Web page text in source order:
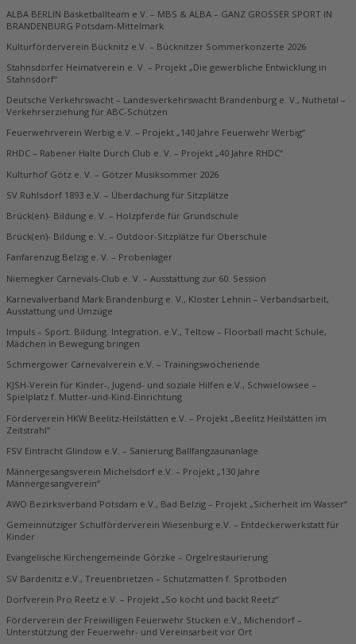
ALBA BERLIN Basketballteam e.V. – MBS & ALBA – GANZ GROSSER SPORT IN
BRANDENBURG Potsdam-Mittelmark
Kulturförderverein Bücknitz e.V. – Bücknitzer Sommerkonzerte 2026
Stahnsdorfer Heimatverein e. V. – Projekt „Die gewerbliche Entwicklung in
Stahnsdorf“
Deutsche Verkehrswacht – Landesverkehrswacht Brandenburg e. V., Nuthetal –
Verkehrserziehung für ABC-Schützen
Feuerwehrverein Werbig e.V. – Projekt „140 Jahre Feuerwehr Werbig“
RHDC – Rabener Halte Durch Club e. V. – Projekt „40 Jahre RHDC“
Kulturhof Götz e. V. – Götzer Musiksommer 2026
SV Ruhlsdorf 1893 e.V. – Überdachung für Sitzplätze
Brück(en)- Bildung e. V. – Holzpferde für Grundschule
Brück(en)- Bildung e. V. – Outdoor-Sitzplätze für Oberschule
Fanfarenzug Belzig e. V. – Probenlager
Niemegker Carnevals-Club e. V. – Ausstattung zur 60. Session
Karnevalverband Mark Brandenburg e. V., Kloster Lehnin – Verbandsarbeit,
Ausstattung und Umzüge
Impuls – Sport. Bildung. Integration. e.V., Teltow – Floorball macht Schule,
Mädchen in Bewegung bringen
Schmergower Carnevalverein e.V. – Trainingswochenende
KJSH-Verein für Kinder-, Jugend- und soziale Hilfen e.V., Schwielowsee –
Spielplatz f. Mutter-und-Kind-Einrichtung
Förderverein HKW Beelitz-Heilstätten e.V. – Projekt „Beelitz Heilstätten im
Zeitstrahl“
FSV Eintracht Glindow e.V. – Sanierung Ballfangzaunanlage
Männergesangsverein Michelsdorf e.V. – Projekt „130 Jahre
Männergesangverein“
AWO Bezirksverband Potsdam e.V., Bad Belzig – Projekt „Sicherheit im Wasser“
Gemeinnütziger Schulförderverein Wiesenburg e.V. – Entdeckerwerkstatt für
Kinder
Evangelische Kirchengemeinde Görzke – Orgelrestaurierung
SV Bardenitz e.V., Treuenbrietzen – Schutzmatten f. Sprotboden
Dorfverein Pro Reetz e.V. – Projekt „So kocht und backt Reetz“
Förderverein der Freiwilligen Feuerwehr Stücken e.V., Michendorf –
Unterstützung der Feuerwehr- und Vereinsarbeit vor Ort